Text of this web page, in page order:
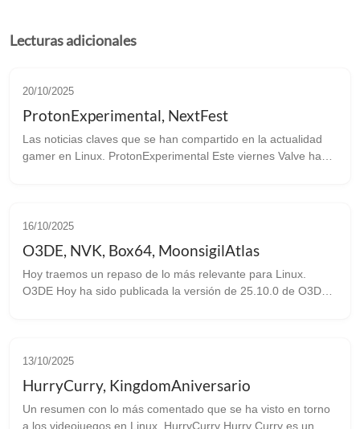
Lecturas adicionales
20/10/2025
ProtonExperimental, NextFest
Las noticias claves que se han compartido en la actualidad
gamer en Linux. ProtonExperimental Este viernes Valve ha
16/10/2025
O3DE, NVK, Box64, MoonsigilAtlas
Hoy traemos un repaso de lo más relevante para Linux.
O3DE Hoy ha sido publicada la versión de 25.10.0 de O3DE.
13/10/2025
HurryCurry, KingdomAniversario
Un resumen con lo más comentado que se ha visto en torno
a los videojuegos en Linux. HurryCurry Hurry Curry es un